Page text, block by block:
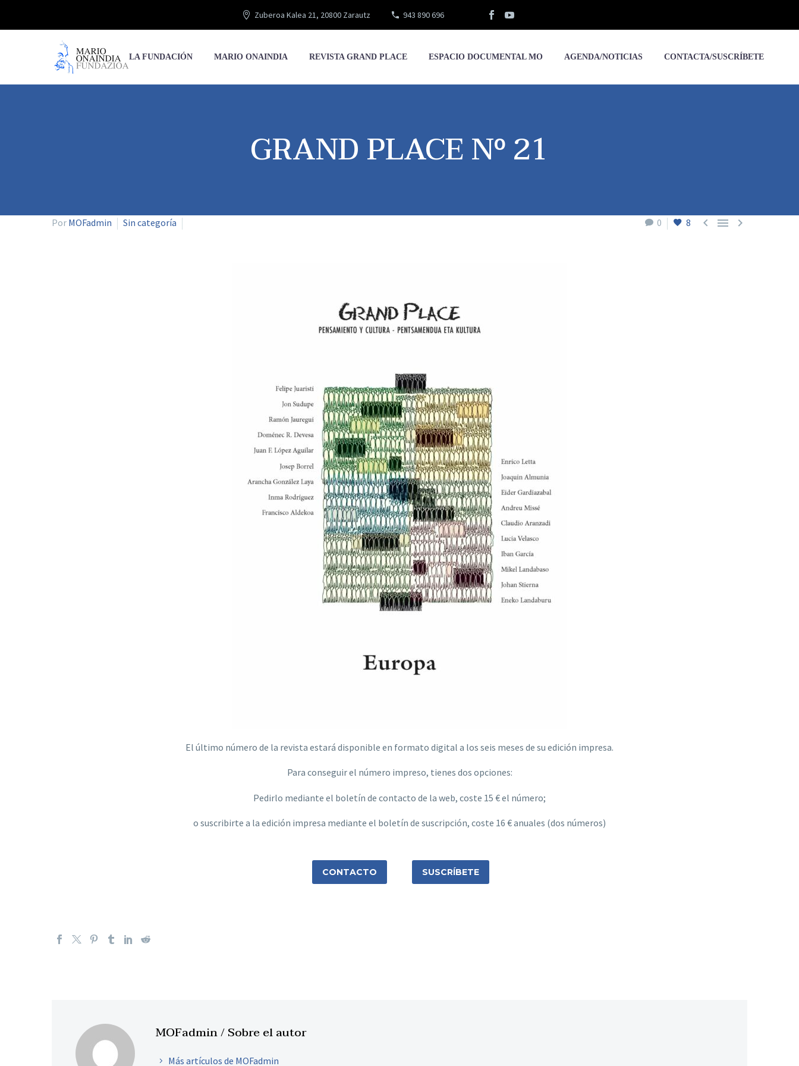
Zuberoa Kalea 21, 20800 Zarautz 943 890 696
LA FUNDACIÓN MARIO ONAINDIA REVISTA GRAND PLACE ESPACIO DOCUMENTAL MO AGENDA/NOTICIAS CONTACTA/SUSCRÍBETE
GRAND PLACE Nº 21
0 8   
Por MOFadmin Sin categoría
El último número de la revista estará disponible en formato digital a los seis meses de su edición impresa.
Para conseguir el número impreso, tienes dos opciones:
Pedirlo mediante el boletín de contacto de la web, coste 15 € el número;
o suscribirte a la edición impresa mediante el boletín de suscripción, coste 16 € anuales (dos números)
CONTACTO SUSCRÍBETE
MOFadmin/ Sobre el autor
Más artículos de MOFadmin